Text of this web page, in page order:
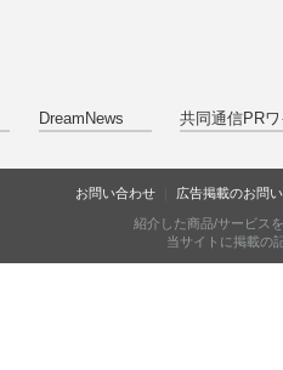
DreamNews 共同通信PR
お問い合わせ 広告掲載のお問
紹介した商品/サービス
当サイトに掲載の